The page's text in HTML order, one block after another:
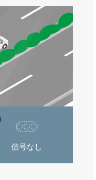
信号なし